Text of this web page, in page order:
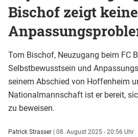
Bischof zeigt
Tom Bischof, Neuzugang beim FC
Selbstbewusstsein und
seinem Abschied von Hoffenheim
Nationalmannschaft ist er bereit,
zu beweisen.
Patrick Strasser | 08. August 2025 - 20:56 Uhr